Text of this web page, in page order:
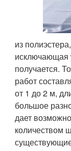
из
исключающая
получается.
работ
от 1 до 2 м,
большое
дает
количеством